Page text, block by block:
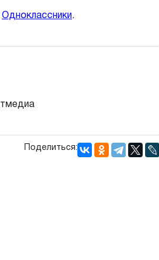
Одноклассники.
Поделиться: